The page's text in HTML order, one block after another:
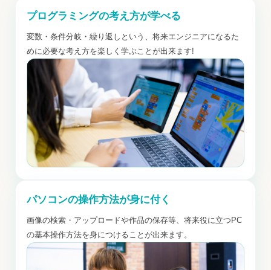
プログラミングの考え方が学べる
変数・条件分岐・繰り返しという、将来エンジニアになるた
めに必要な考え方を楽しく学ぶことが出来ます!
パソコンの操作方法が身に付く
画像の検索・アップロードや作品の保存等、将来役に立つPC
の基本操作方法を身につけることが出来ます。